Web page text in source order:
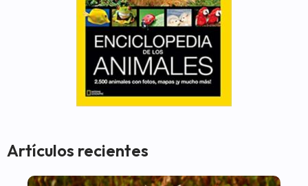
Artículos recientes